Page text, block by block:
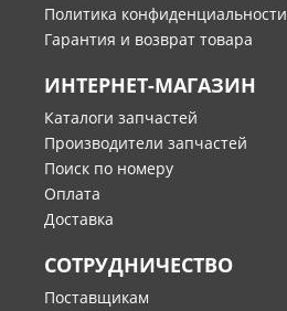
Политика конфиденциальности
Гарантия и возврат товара
ИНТЕРНЕТ-МАГАЗИН
Каталоги запчастей
Производители запчастей
Поиск по номеру
Оплата
Доставка
СОТРУДНИЧЕСТВО
Поставщикам